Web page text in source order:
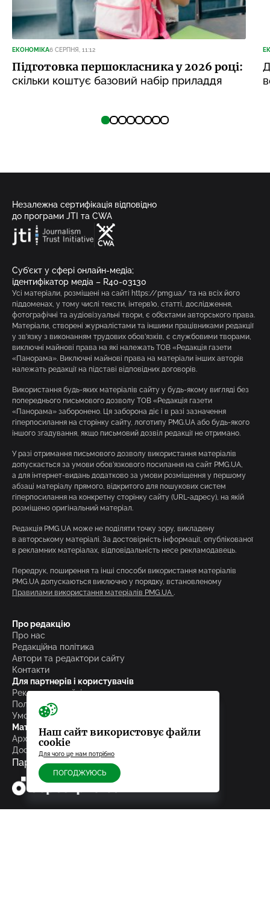
ЕКОНОМІКА6 СЕРПНЯ, 11:12
Підготовка першокласника у 2026 році:
скільки коштує базовий набір приладдя
Незалежна сертифікація відповідно
до програми JTI та CWA
Суб’єкт у сфері онлайн-медіа;
ідентифікатор медіа – R40-03130
Усі матеріали, розміщені на сайті https://pmg.ua/ та на всіх його
піддоменах, у тому числі тексти, інтерв’ю, статті, дослідження,
фотографічні та аудіовізуальні твори, є об’єктами авторського права.
Матеріали, створені журналістами та іншими працівниками редакції
у зв’язку з виконанням трудових обов’язків, є службовими творами,
виключні майнові права на які належать ТОВ «Редакція газети
«Панорама». Виключні майнові права на матеріали інших авторів
належать редакції на підставі відповідних договорів.
Використання будь-яких матеріалів сайту у будь-якому вигляді без
попереднього письмового дозволу ТОВ «Редакція газети
«Панорама» заборонено. Ця заборона діє і в разі зазначення
гіперпосилання на сторінку сайту, логотипу PMG.UA або будь-якого
іншого згадування, якщо письмовий дозвіл редакції не отримано.
У разі отримання письмового дозволу використання матеріалів
допускається за умови обов’язкового посилання на сайт PMG.UA,
а для інтернет-видань додатково за умови розміщення у першому
абзаці матеріалу прямого, відкритого для пошукових систем
гіперпосилання на конкретну сторінку сайту (URL-адресу), на якій
розміщено оригінальний матеріал.
Редакція PMG.UA може не поділяти точку зору, викладену
в авторському матеріалі. За достовірність інформації, опублікованої
в рекламних матеріалах, відповідальність несе рекламодавець.
Передрук, поширення та інші способи використання матеріалів
PMG.UA допускаються виключно у порядку, встановленому
Правилами використання матеріалів PMG.UA .
Про редакцію
Про нас
Редакційна політика
Автори та редактори сайту
Контакти
Для партнерів і користувачів
Реклама на сайті
Політика конфіденційності
Умови експлуатації
Матеріали
Архів
Досьє
Партнери
Наш сайт використовує файли
cookie
Для чого це нам потрібно
ПОГОДЖУЮСЬ